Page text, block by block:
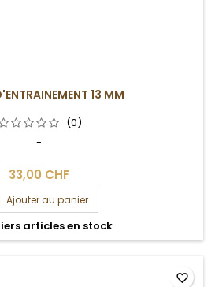
13 MM
(0)
-
33,00 CHF
Ajouter au panier
articles en stock
favorite_border